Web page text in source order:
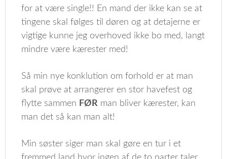
for at være single!! En mand der ikke kan se at
tingene skal følges til døren og at detajerne er
vigtige kunne jeg overhoved ikke bo med, langt
mindre være kærester med!
Så min nye konklution om forhold er at man
skal prøve at arrangerer en stor havefest og
flytte sammen FØR man bliver kærester, kan
man det så kan man alt!
Min søster siger man skal gøre en tur i et